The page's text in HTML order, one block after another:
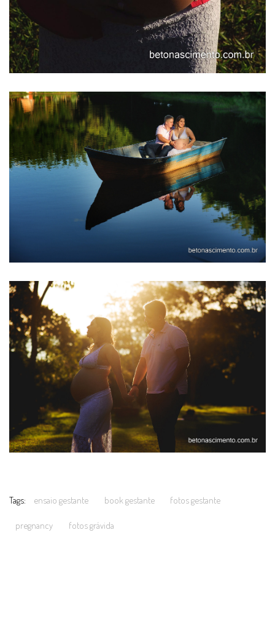
Tags: ensaio gestante book gestante fotos gestante
pregnancy fotos grávida